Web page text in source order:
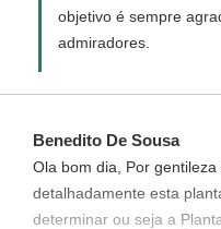
preço de um projeto
solicite uma
objetivo é sempre
admiradores.
Benedito De Sousa
Ola bom dia, Por
detalhadamente esta
determinar ou seja a